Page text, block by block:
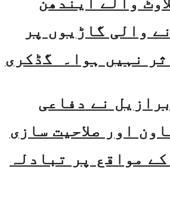
والی گاڑیوں پر
نہیں ہوا۔ گڈکری
نے دفاعی
اور صلاحیت سازی
مواقع پر تبادلہ